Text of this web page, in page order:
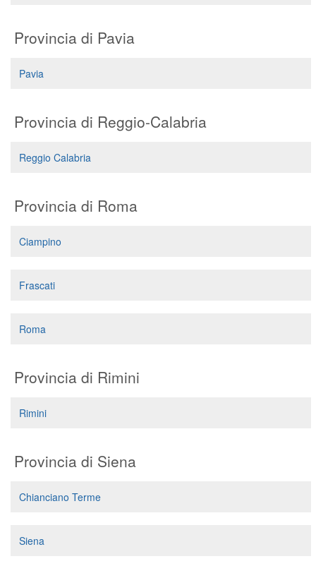
Provincia di Pavia
Pavia
Provincia di Reggio-Calabria
Reggio Calabria
Provincia di Roma
Ciampino
Frascati
Roma
Provincia di Rimini
Rimini
Provincia di Siena
Chianciano Terme
Siena